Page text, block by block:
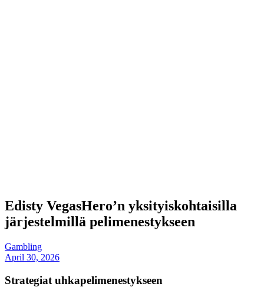
Edisty VegasHero’n yksityiskohtaisilla
järjestelmillä pelimenestykseen
Gambling
April 30, 2026
Strategiat uhkapelimenestykseen